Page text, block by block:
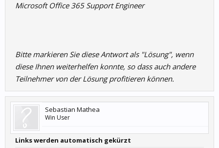
Microsoft Office 365 Support Engineer
Bitte markieren Sie diese Antwort als "Lösung", wenn
diese Ihnen weiterhelfen konnte, so dass auch andere
Teilnehmer von der Lösung profitieren können.
Sebastian Mathea
Win User
Links werden automatisch gekürzt